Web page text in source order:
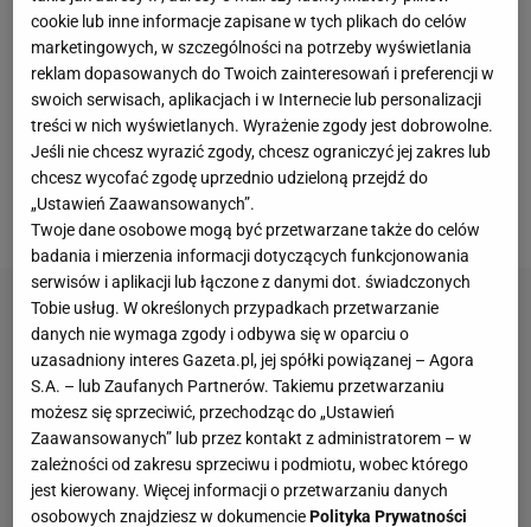
Ostatnie miesiące były najlepsze karierzeCoco
Gauff. 19-letnia Amerykanka co tydzień osiągała
coraz to większe sukcesy. Zaczęła od turniejowego
zwycięstwo w Waszyngtonie rangiWTA500, co już
wtedy było życiowym osiągnięciem, ale chwilę
później dołożył Cincinnati - WTA Masters 1000 - oraz
co najważniejszeUS Open
cookie lub inne informacje zapisane w tych plikach do celów
marketingowych, w szczególności na potrzeby wyświetlania
reklam dopasowanych do Twoich zainteresowań i preferencji w
swoich serwisach, aplikacjach i w Internecie lub personalizacji
treści w nich wyświetlanych. Wyrażenie zgody jest dobrowolne.
Jeśli nie chcesz wyrazić zgody, chcesz ograniczyć jej zakres lub
chcesz wycofać zgodę uprzednio udzieloną przejdź do
„Ustawień Zaawansowanych”.
Twoje dane osobowe mogą być przetwarzane także do celów
badania i mierzenia informacji dotyczących funkcjonowania
serwisów i aplikacji lub łączone z danymi dot. świadczonych
Tobie usług. W określonych przypadkach przetwarzanie
danych nie wymaga zgody i odbywa się w oparciu o
uzasadniony interes Gazeta.pl, jej spółki powiązanej – Agora
S.A. – lub Zaufanych Partnerów. Takiemu przetwarzaniu
możesz się sprzeciwić, przechodząc do „Ustawień
Zaawansowanych” lub przez kontakt z administratorem – w
zależności od zakresu sprzeciwu i podmiotu, wobec którego
jest kierowany. Więcej informacji o przetwarzaniu danych
osobowych znajdziesz w dokumenciePolityka Prywatności